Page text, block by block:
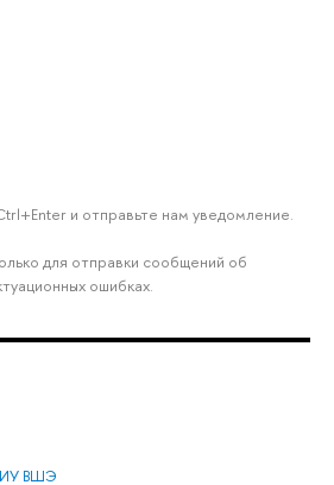
и отправьте нам уведомление.
для отправки сообщений об
ошибках.
ВШЭ